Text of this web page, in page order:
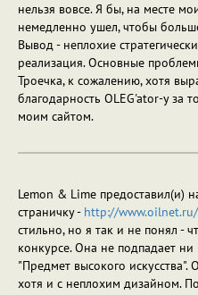
нельзя вовсе. Я бы, на месте
немедленно ушел, чтобы
Вывод - неплохие
реализация. Основные
Троечка, к сожалению, хотя
благодарность OLEG'ator-у за
моим сайтом.
Lemon & Lime предоставил(и)
страничку - http://
стильно, но я так и не понял -
конкурсе. Она не подпадает
"Предмет высокого
хотя и с неплохим дизайном.